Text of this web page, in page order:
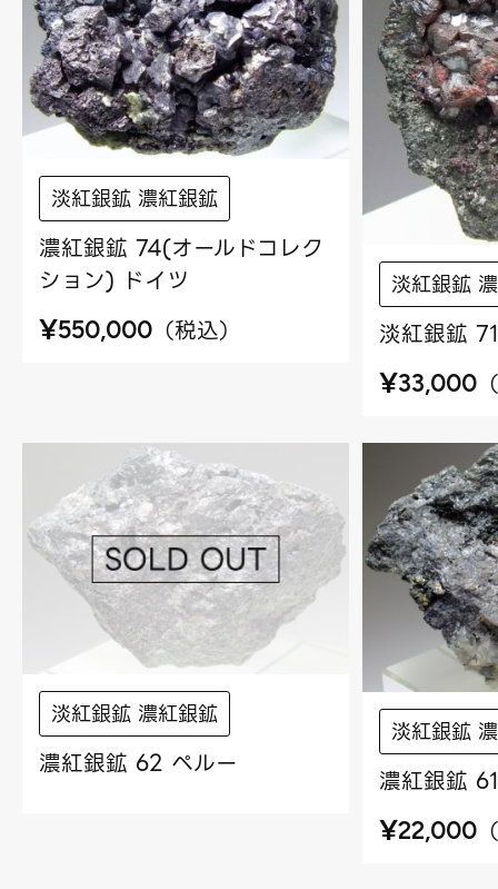
淡紅銀鉱 濃紅銀鉱
濃紅銀鉱 74(オールドコレク
ション) ドイツ
¥550,000 （税込）
淡紅銀鉱
淡紅銀鉱
¥33,000 （
淡紅銀鉱 濃紅銀鉱
濃紅銀鉱 62 ペルー
淡紅銀鉱
濃紅銀鉱
¥22,000 （